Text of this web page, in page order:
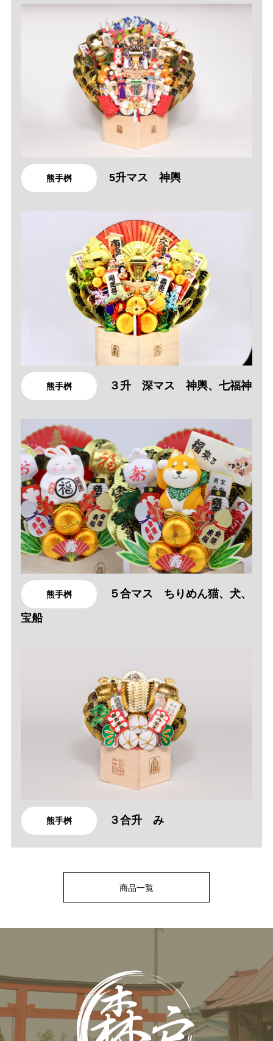
熊手桝 5升マス 神輿
熊手桝 ３升 深マス 神輿、七福神
熊手桝
５合マス ちりめん猫、犬、
宝船
熊手桝 ３合升 み
商品一覧